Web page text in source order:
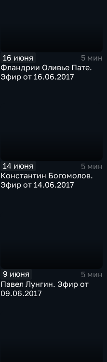
16 июня
5 мин
Фландрии Оливье Пате.
Эфир от 16.06.2017
14 июня
5 мин
Константин Богомолов.
Эфир от 14.06.2017
9 июня
5 мин
Павел Лунгин. Эфир от
09.06.2017